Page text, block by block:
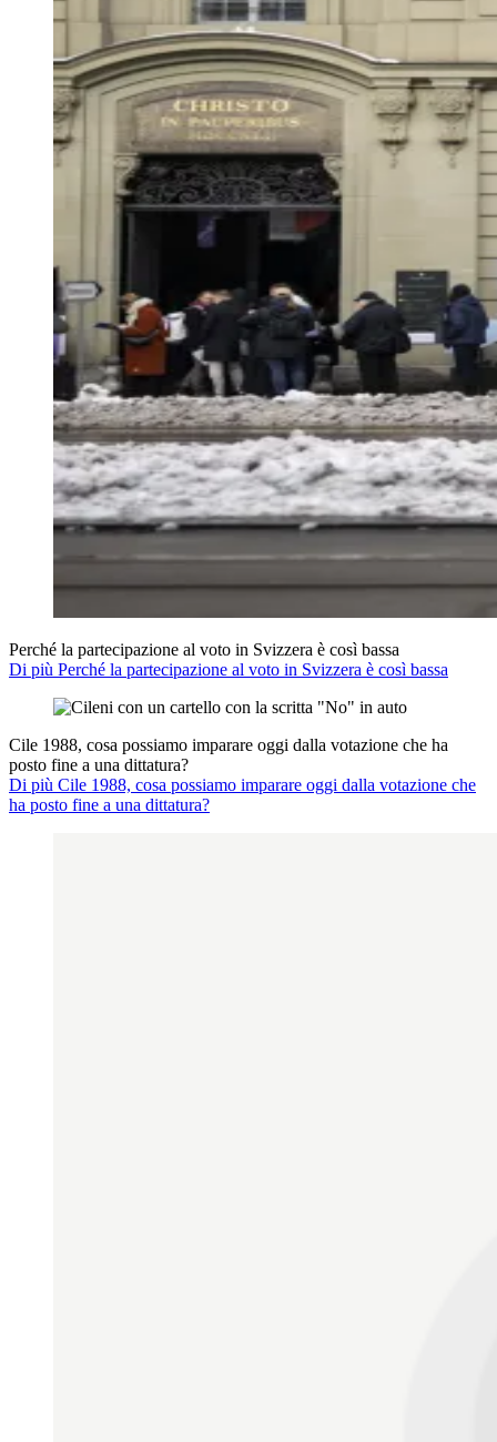
Perché la partecipazione al voto in Svizzera è così bassa
Di più Perché la partecipazione al voto in Svizzera è così bassa
Cile 1988, cosa possiamo imparare oggi dalla votazione che ha
posto fine a una dittatura?
Di più Cile 1988, cosa possiamo imparare oggi dalla votazione che
ha posto fine a una dittatura?